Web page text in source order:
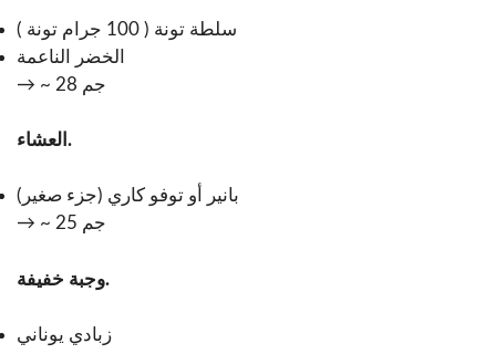
سلطة تونة ( 100 جرام تونة )
الخضر الناعمة
→ ~ 28 جم
العشاء.
بانير أو توفو كاري (جزء صغير)
→ ~ 25 جم
وجبة خفيفة.
زبادي يوناني